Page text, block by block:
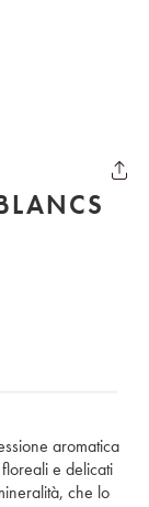
aromatica
e delicati
che lo